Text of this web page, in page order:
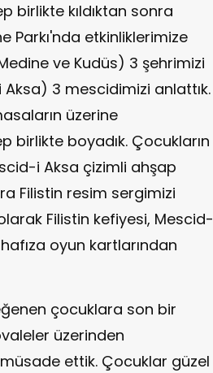
birlikte kıldıktan sonra
Parkı'nda etkinliklerimize
ve Kudüs) 3 şehrimizi
3 mescidimizi anlattık.
üzerine
birlikte boyadık. Çocukların
i Aksa çizimli ahşap
Filistin resim sergimizi
Filistin kefiyesi, Mescid-
oyun kartlarından
çocuklara son bir
üzerinden
ettik. Çocuklar güzel